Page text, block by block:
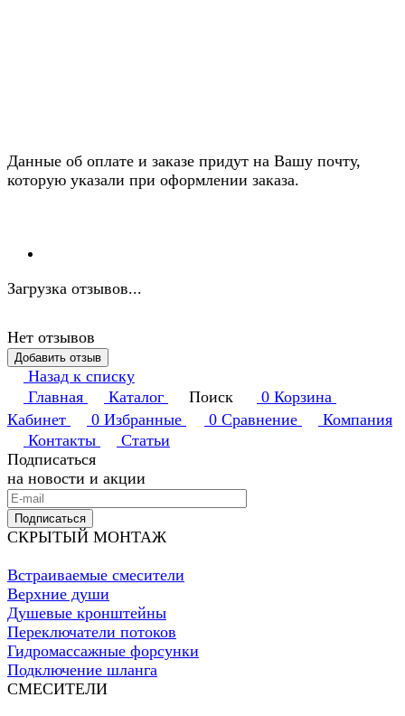
Данные об оплате и заказе придут на Вашу почту,
которую указали при оформлении заказа.
Загрузка отзывов...
Нет отзывов
Добавить отзыв
Назад к списку
Главная
Каталог Поиск 0 Корзина
Кабинет
0 Избранные 0 Сравнение
Компания
Контакты
Статьи
Подписаться
на новости и акции
Подписаться
СКРЫТЫЙ МОНТАЖ
Встраиваемые смесители
Верхние души
Душевые кронштейны
Переключатели потоков
Гидромассажные форсунки
Подключение шланга
СМЕСИТЕЛИ